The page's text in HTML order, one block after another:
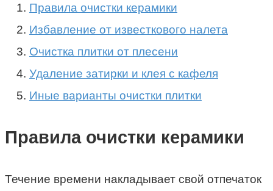
Правила очистки керамики
Избавление от известкового налета
Очистка плитки от плесени
Удаление затирки и клея с кафеля
Иные варианты очистки плитки
Правила очистки керамики
Течение времени накладывает свой отпечаток